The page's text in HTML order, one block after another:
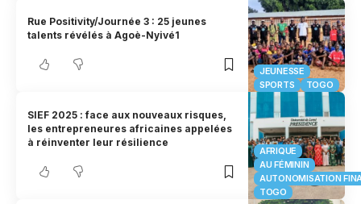
JEUNESSE
SPORTS
TOGO
Rue Positivity/Journée 3 : 25 jeunes
talents révélés à Agoè-Nyivé1
AFRIQUE
AU FÉMININ
AUTONOMISATION
TOGO
SIEF 2025 : face aux nouveaux risques,
les entrepreneures africaines appelées
à réinventer leur résilience